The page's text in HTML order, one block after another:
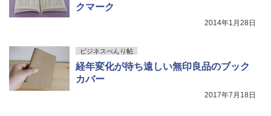
クマーク
2014年1月28日
ビジネスべんり帖
経年変化が待ち遠しい無印良品のブック
カバー
2017年7月18日